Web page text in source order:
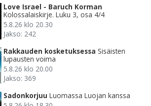
Love Israel - Baruch Korman
Kolossalaiskirje. Luku 3, osa 4/4
5.8.26 klo 20.30
Jakso: 242
Rakkauden kosketuksessa Sisäisten
lupausten voima
5.8.26 klo 20.00
Jakso: 369
Sadonkorjuu Luomassa Luojan kanssa